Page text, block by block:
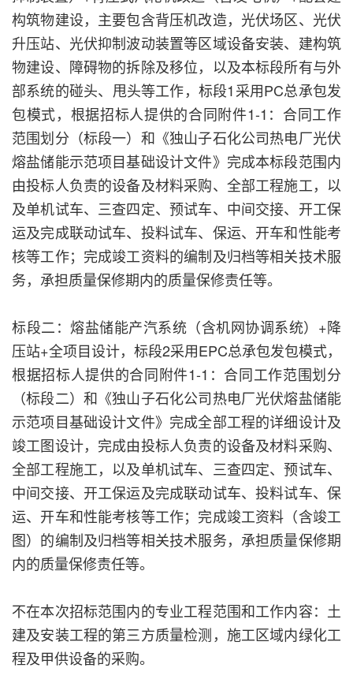
构筑物建设，主要包含背压机改造，光伏场区、光伏
升压站、光伏抑制波动装置等区域设备安装、建构筑
物建设、障碍物的拆除及移位，以及本标段所有与外
部系统的碰头、甩头等工作，标段1采用PC总承包发
包模式，根据招标人提供的合同附件1-1：合同工作
范围划分（标段一）和《独山子石化公司热电厂光伏
熔盐储能示范项目基础设计文件》完成本标段范围内
由投标人负责的设备及材料采购、全部工程施工，以
及单机试车、三查四定、预试车、中间交接、开工保
运及完成联动试车、投料试车、保运、开车和性能考
核等工作；完成竣工资料的编制及归档等相关技术服
务，承担质量保修期内的质量保修责任等。
标段二：熔盐储能产汽系统（含机网协调系统）+降
压站+全项目设计，标段2采用EPC总承包发包模式，
根据招标人提供的合同附件1-1：合同工作范围划分
（标段二）和《独山子石化公司热电厂光伏熔盐储能
示范项目基础设计文件》完成全部工程的详细设计及
竣工图设计，完成由投标人负责的设备及材料采购、
全部工程施工，以及单机试车、三查四定、预试车、
中间交接、开工保运及完成联动试车、投料试车、保
运、开车和性能考核等工作；完成竣工资料（含竣工
图）的编制及归档等相关技术服务，承担质量保修期
内的质量保修责任等。
不在本次招标范围内的专业工程范围和工作内容：土
建及安装工程的第三方质量检测，施工区域内绿化工
程及甲供设备的采购。